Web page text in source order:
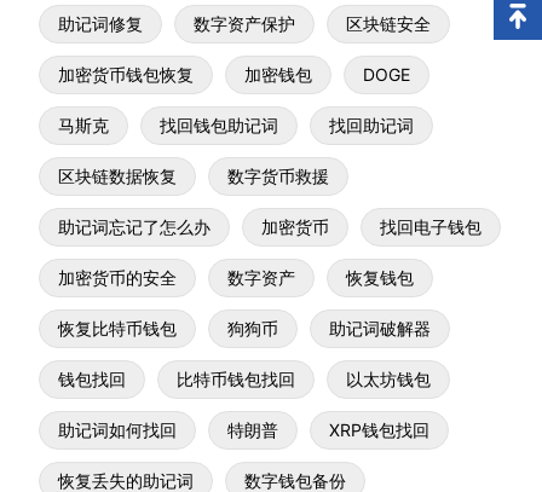
助记词修复 数字资产保护 区块链安全
加密货币钱包恢复 加密钱包 DOGE
马斯克 找回钱包助记词 找回助记词
区块链数据恢复 数字货币救援
助记词忘记了怎么办 加密货币 找回电子钱包
加密货币的安全 数字资产 恢复钱包
恢复比特币钱包 狗狗币 助记词破解器
钱包找回 比特币钱包找回 以太坊钱包
助记词如何找回 特朗普 XRP钱包找回
恢复丢失的助记词 数字钱包备份